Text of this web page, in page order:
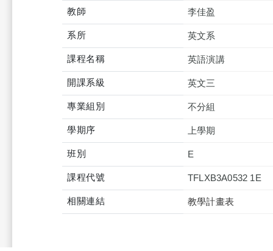
教師 李佳盈
系所 英文系
課程名稱 英語演講
開課系級 英文三
專業組別 不分組
學期序 上學期
班別 E
課程代號 TFLXB3A0532 1E
相關連結 教學計畫表